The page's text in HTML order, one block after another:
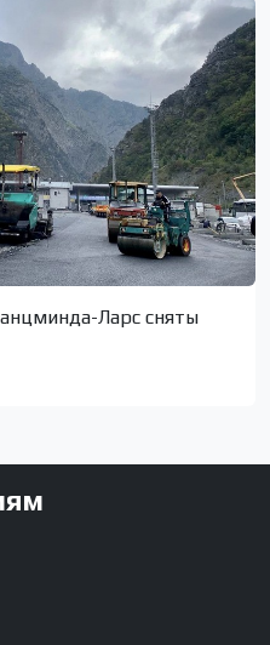
Ларс сняты